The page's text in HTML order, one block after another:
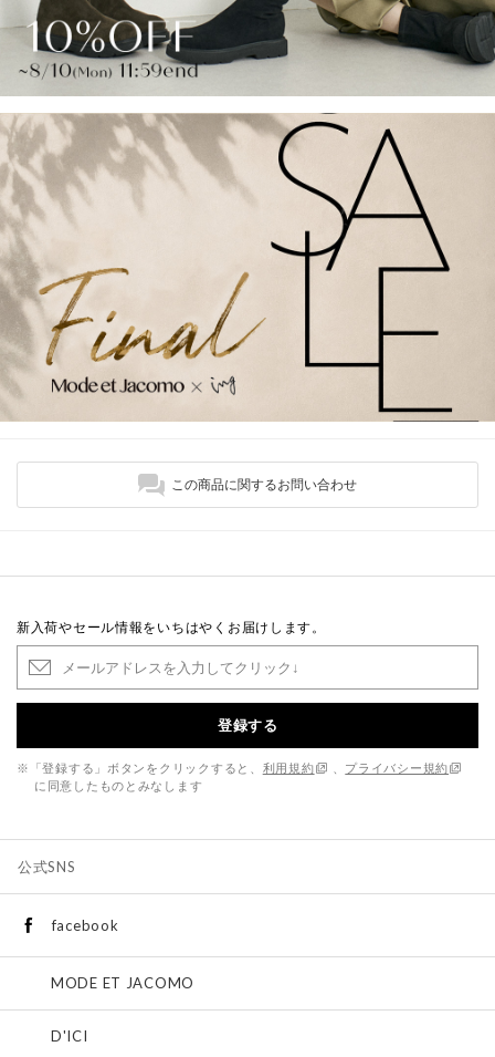
この商品に関するお問い合わせ
新入荷やセール情報をいちはやくお届けします。
登録する
※「登録する」ボタンをクリックすると、 利用規約
プライバシー規約
に同意したものとみなします
公式SNS
facebook
MODE ET JACOMO
D'ICI